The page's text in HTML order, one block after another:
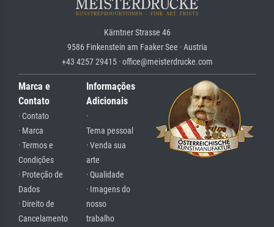
Kärntner Strasse 46
9586 Finkenstein am Faaker See · Austria
+43 4257 29415 · office@meisterdrucke.com
Marca e
Contato
· Contato
· Marca
· Termos e
Condições
· Proteção de
Dados
· Direito de
Cancelamento
Informações
Adicionais
·
Tema pessoal
· Venda sua
arte
· Qualidade
· Imagens do
nosso
trabalho